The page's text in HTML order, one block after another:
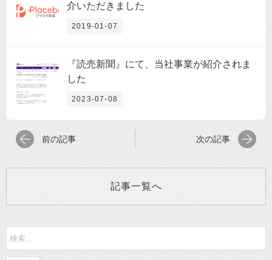
介いただきました
2019-01-07
『読売新聞』にて、当社事業が紹介されま
した
2023-07-08
前の記事 次の記事
記事一覧へ
検
索: